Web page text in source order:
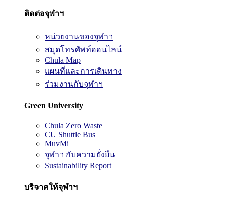
ติดต่อจุฬาฯ
หน่วยงานของจุฬาฯ
สมุดโทรศัพท์ออนไลน์
Chula Map
แผนที่และการเดินทาง
ร่วมงานกับจุฬาฯ
Green University
Chula Zero Waste
CU Shuttle Bus
MuvMi
จุฬาฯ กับความยั่งยืน
Sustainability Report
บริจาคให้จุฬาฯ